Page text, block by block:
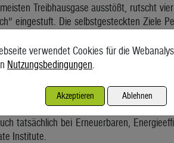
Treibhausgase ausstößt, rutscht
eingestuft. Die selbstgesteckten Ziele
sei der Trend bei den
den USA, macht sich den Autoren
noch Schlusslicht, klettert Amerika
„sehr schwach“. Die
Klimaziel für 2030 zurückzuführen,
tatsächlich bei Erneuerbaren,
Institute.
verwendet Cookies für die
Nutzungsbedingungen.
Akzeptieren Ablehnen